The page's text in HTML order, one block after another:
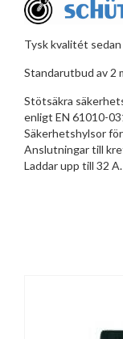
Tysk kvalitét
Standarutbud av 2
Stötsäkra
enligt EN 61010-
Säkerhetshylsor
Anslutningar till
Laddar upp till 32